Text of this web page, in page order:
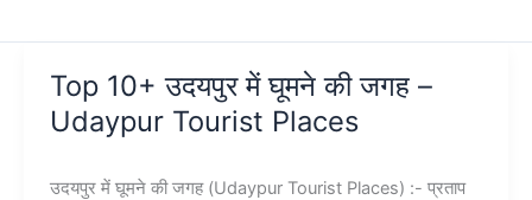
Top 10+ उदयपुर में घूमने की जगह –
Udaypur Tourist Places
उदयपुर में घूमने की जगह (Udaypur Tourist Places) :- प्रताप